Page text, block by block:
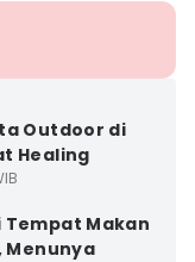
Outdoor di
Healing
Tempat Makan
Menunya